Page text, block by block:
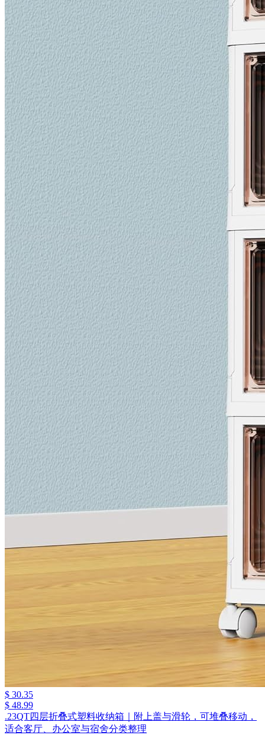
$ 30.35
$ 48.99
.23QT四层折叠式塑料收纳箱｜附上盖与滑轮，可堆叠移动，
适合客厅、办公室与宿舍分类整理